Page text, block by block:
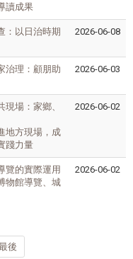
讀成果
：以日治時期
2026-06-08
治理：顧朋助
2026-06-03
現場：家鄉、
現場，成
踐⼒量
2026-06-02
覽的實際運⽤
導覽、城
2026-06-02
後